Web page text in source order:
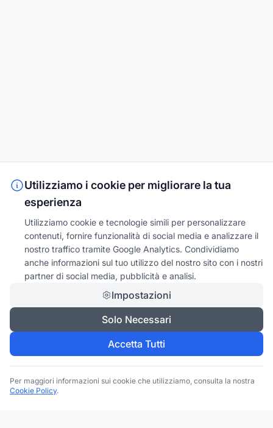
Utilizziamo i cookie per migliorare la tua
esperienza
Utilizziamo cookie e tecnologie simili per personalizzare
contenuti, fornire funzionalità di social media e analizzare il
nostro traffico tramite Google Analytics. Condividiamo
anche informazioni sul tuo utilizzo del nostro sito con i nostri
partner di social media, pubblicità e analisi.
Impostazioni
Solo Necessari
Accetta Tutti
Per maggiori informazioni sui cookie che utilizziamo, consulta la nostra
Cookie Policy.